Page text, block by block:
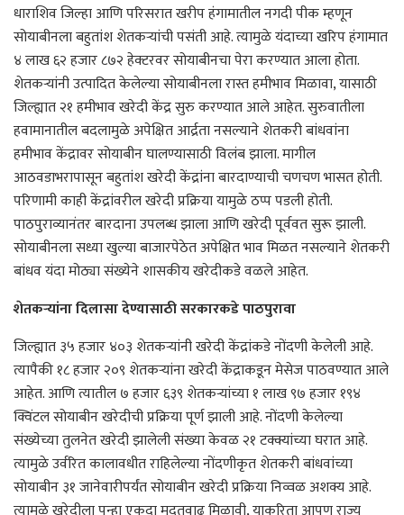
धाराशिव जिल्हा आणि परिसरात खरीप हंगामातील नगदी पीक म्हणून
सोयाबीनला बहुतांश शेतकऱ्यांची पसंती आहे. त्यामुळे यंदाच्या खरिप हंगामात
४ लाख ६२ हजार ८७२ हेक्टरवर सोयाबीनचा पेरा करण्यात आला होता.
शेतकऱ्यांनी उत्पादित केलेल्या सोयाबीनला रास्त हमीभाव मिळावा, यासाठी
जिल्ह्यात २१ हमीभाव खरेदी केंद्र सुरु करण्यात आले आहेत. सुरुवातीला
हवामानातील बदलामुळे अपेक्षित आर्द्रता नसल्याने शेतकरी बांधवांना
हमीभाव केंद्रावर सोयाबीन घालण्यासाठी विलंब झाला. मागील
आठवडाभरापासून बहुतांश खरेदी केंद्रांना बारदाण्याची चणचण भासत होती.
परिणामी काही केंद्रांवरील खरेदी प्रक्रिया यामुळे ठप्प पडली होती.
पाठपुराव्यानंतर बारदाना उपलब्ध झाला आणि खरेदी पूर्ववत सुरू झाली.
सोयाबीनला सध्या खुल्या बाजारपेठेत अपेक्षित भाव मिळत नसल्याने शेतकरी
बांधव यंदा मोठ्या संख्येने शासकीय खरेदीकडे वळले आहेत.
शेतकऱ्यांना दिलासा देण्यासाठी सरकारकडे पाठपुरावा
जिल्ह्यात ३५ हजार ४०३ शेतकऱ्यांनी खरेदी केंद्रांकडे नोंदणी केलेली आहे.
त्यापैकी १८ हजार २०९ शेतकऱ्यांना खरेदी केंद्राकडून मेसेज पाठवण्यात आले
आहेत. आणि त्यातील ७ हजार ६३९ शेतकऱ्यांच्या १ लाख ९७ हजार १९४
क्विंटल सोयाबीन खरेदीची प्रक्रिया पूर्ण झाली आहे. नोंदणी केलेल्या
संख्येच्या तुलनेत खरेदी झालेली संख्या केवळ २१ टक्क्यांच्या घरात आहे.
त्यामुळे उर्वरित कालावधीत राहिलेल्या नोंदणीकृत शेतकरी बांधवांच्या
सोयाबीन ३१ जानेवारीपर्यंत सोयाबीन खरेदी प्रक्रिया निव्वळ अशक्य आहे.